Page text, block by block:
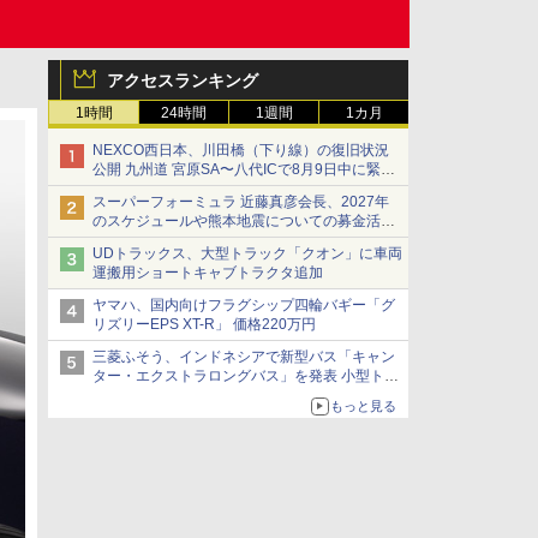
アクセスランキング
1時間 24時間 1週間 1カ月
NEXCO西日本、川田橋（下り線）の復旧状況
公開 九州道 宮原SA〜八代ICで8月9日中に緊急
車両を通行可能に
スーパーフォーミュラ 近藤真彦会長、2027年
のスケジュールや熊本地震についての募金活動
を紹介
UDトラックス、大型トラック「クオン」に車両
運搬用ショートキャブトラクタ追加
ヤマハ、国内向けフラグシップ四輪バギー「グ
リズリーEPS XT-R」 価格220万円
三菱ふそう、インドネシアで新型バス「キャン
ター・エクストラロングバス」を発表 小型トラ
ックベースの観光・旅客輸送向けバス
もっと見る